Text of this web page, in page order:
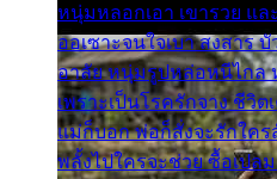
หนุ่มหลอกเอา เขารวย แ
ออเซาะจนใจเบา สงสาร
อาลัย หนุ่มรูปหล่อหนีไกล
เพราะเป็นโรครักจาง ชีวิต
แม่ก็บอก พ่อก็สั่งจะรักใคร
พลั้งไปใครจะช่วย ซื้อเปล